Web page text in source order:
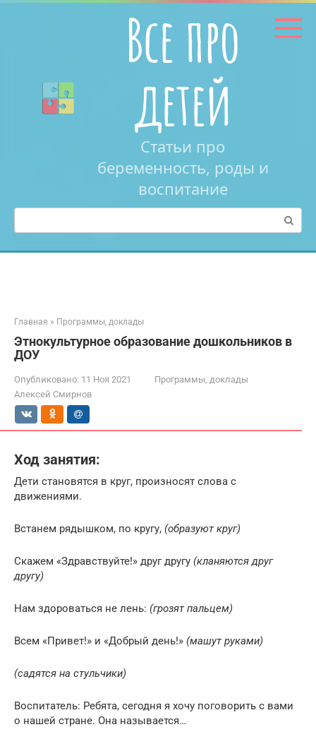
Перейти
Все про
детей
Статьи про
беременность, роды и
воспитание
Поиск:
Главная » Программы, доклады
Этнокультурное образование дошкольников в
ДОУ
Опубликовано: 11 Ноя 2021
Программы, доклады
Алексей Смирнов
Ход занятия:
Дети становятся в круг, произносят слова с
движениями.
Встанем рядышком, по кругу, (образуют круг)
Скажем «Здравствуйте!» друг другу (кланяются друг
другу)
Нам здороваться не лень: (грозят пальцем)
Всем «Привет!» и «Добрый день!» (машут руками)
(садятся на стульчики)
Воспитатель: Ребята, сегодня я хочу поговорить с вами
о нашей стране. Она называется…